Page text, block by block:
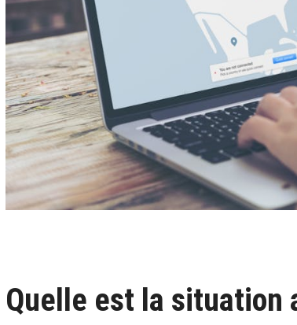
Quelle est la situation